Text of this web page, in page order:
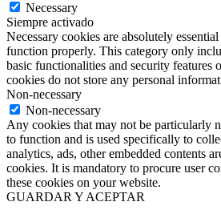
Necessary
Siempre activado
Necessary cookies are absolutely
function properly. This category only
basic functionalities and security features
cookies do not store any personal
Non-necessary
Non-necessary
Any cookies that may not be particularly
to function and is used specifically to
analytics, ads, other embedded contents
cookies. It is mandatory to procure user
these cookies on your website.
GUARDAR Y ACEPTAR